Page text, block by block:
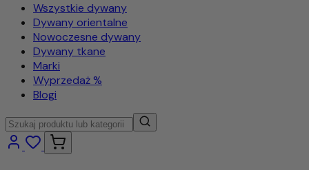
Wszystkie dywany
Dywany orientalne
Nowoczesne dywany
Dywany tkane
Marki
Wyprzedaż %
Blogi